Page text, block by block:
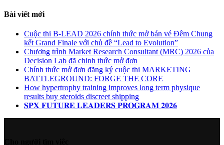
Bài viết mới
Cuộc thi B-LEAD 2026 chính thức mở bán vé Đêm Chung
kết Grand Finale với chủ đề “Lead to Evolution”
Chương trình Market Research Consultant (MRC) 2026 của
Decision Lab đã chinh thức mở đơn
Chính thức mở đơn đăng ký cuộc thi MARKETING
BATTLEGROUND: FORGE THE CORE
How hypertrophy training improves long term physique
results buy steroids discreet shipping
𝐒𝐏𝐗 𝐅𝐔𝐓𝐔𝐑𝐄 𝐋𝐄𝐀𝐃𝐄𝐑𝐒 𝐏𝐑𝐎𝐆𝐑𝐀𝐌 𝟐𝟎𝟐𝟔